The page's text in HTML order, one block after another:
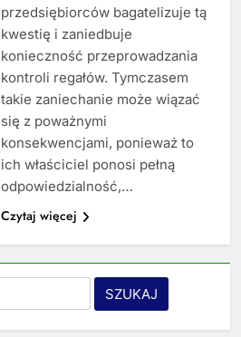
przedsiębiorców bagatelizuje tą
kwestię i zaniedbuje
konieczność przeprowadzania
kontroli regałów. Tymczasem
takie zaniechanie może wiązać
się z poważnymi
konsekwencjami, ponieważ to
ich właściciel ponosi pełną
odpowiedzialność,…
Czytaj więcej